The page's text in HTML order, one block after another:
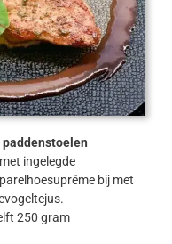
ingelegde
bij met
250 gram